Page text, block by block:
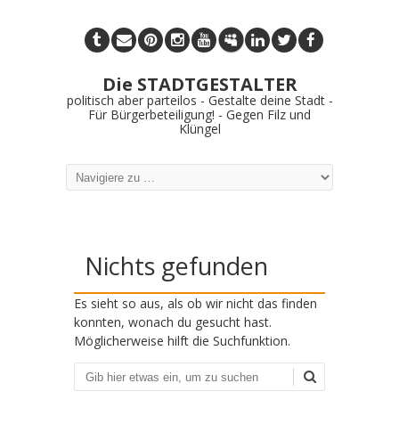
Die STADTGESTALTER
politisch aber parteilos - Gestalte deine Stadt -
Für Bürgerbeteiligung! - Gegen Filz und
Klüngel
Nichts gefunden
Es sieht so aus, als ob wir nicht das finden
konnten, wonach du gesucht hast.
Möglicherweise hilft die Suchfunktion.
Suchen